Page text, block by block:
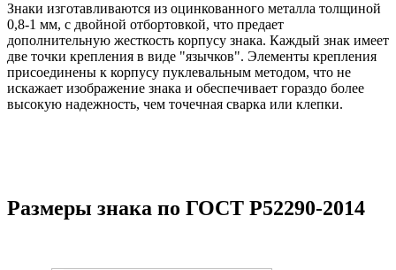
Знаки изготавливаются из оцинкованного металла толщиной
0,8-1 мм, с двойной отбортовкой, что предает
дополнительную жесткость корпусу знака. Каждый знак имеет
две точки крепления в виде "язычков". Элементы крепления
присоединены к корпусу пуклевальным методом, что не
искажает изображение знака и обеспечивает гораздо более
высокую надежность, чем точечная сварка или клепки.
Размеры знака по ГОСТ Р52290-2014